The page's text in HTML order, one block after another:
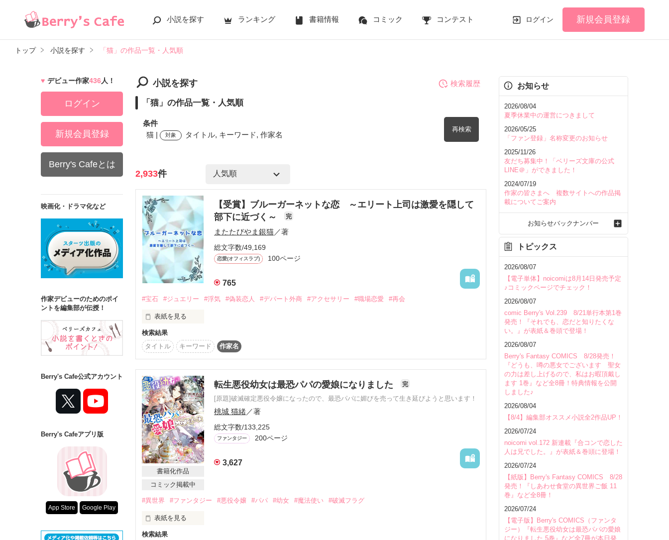
小説を探す ランキング 書籍情報 コミック コンテスト ログイン 新規会員登録
トップ 小説を探す 「猫」の作品一覧・人気順
小説を探す
「猫」の作品一覧・人気順
条件
猫 |
対象 タイトル, キーワード, 作家名
再検索
検索ワード
を含む
詳しく検索
検索対象
タイトル
キーワード
全て
完結 更新中
作品の長さ
長編
中編 短編
コンテスト
超短編！フェチから始まる溺愛コンテスト
スターツ出版小説投稿サイト合同企画「1話からの長編大賞」ベリーズカフェ会場
その他の条件
動画あり
コミックあり
検索履歴
2,933件
【受賞】ブルーガーネットな恋 ～エリート上司は激愛を隠して
部下に近づく～
完
またたびやま銀猫／著
総文字数/49,169
恋愛(オフィスラブ) 100ページ
765
#宝石 #ジュエリー #浮気 #偽装恋人 #デパート外商 #アクセサリー #職場恋愛 #再会
表紙を見る
柚花は宝石店『パリュール』の副店長をしている。
そんなとき憧れだった人が「店長代理」としてやってきて……。
９月３０日完結。
お読みいただき、ありがとうございます！
24/10/7
中短編部門で１位を獲得しました！
初の１位に感無量です！
みなさま本当にありがとうございます！！！
25/1/30
検索結果
タイトル
キーワード 作家名
書籍化作品
コミック掲載中
転生悪役幼女は最恐パパの愛娘になりました 完
[原題]破滅確定悪役令嬢になったので、最恐パパに媚びを売って生き延びようと思います！
桃城 猫緒／著
総文字数/133,225
ファンタジー 200ページ
3,627
#異世界 #ファンタジー #悪役令嬢 #パパ #幼女 #魔法使い #破滅フラグ
表紙を見る
検索結果
デビュー作家436人！
ログイン
新規会員登録
Berry's Cafeとは
映画化・ドラマ化など
作家デビューのためのポイ
ントを編集部が伝授！
Berry's Cafe公式アカウント
Berry's Cafeアプリ版
App Store Google Play
お知らせ
2026/08/04
夏季休業中の運営につきまして
2026/05/25
「ファン登録」名称変更のお知らせ
2025/11/26
友だち募集中！「ベリーズ文庫の公式
LINE＠」ができました！
2024/07/19
作家の皆さまへ 複数サイトへの作品掲
載についてご案内
お知らせバックナンバー
トピックス
2026/08/07
【電子単体】noicomiは8月14日発売予定
♪コミックページでチェック！
2026/08/07
comic Berry's Vol.239 8/21単行本第1巻
発売！『それでも、恋だと知りたくな
い。』が表紙＆巻頭で登場！
2026/08/07
Berry's Fantasy COMICS 8/28発売！
『どうも、噂の悪女でございます 聖女
の力は差し上げるので、私はお暇頂戴し
ます 1巻』など全8冊！特典情報を公開
しました♪
2026/08/04
【8/4】編集部オススメ小説全2作品UP！
2026/07/24
noicomi vol.172 新連載『合コンで恋した
人は兄でした。』が表紙＆巻頭に登場！
2026/07/24
【紙版】Berry's Fantasy COMICS 8/28
発売！『しあわせ食堂の異世界ご飯 11
巻』など全8冊！
2026/07/24
【電子版】Berry's COMICS（ファンタ
ジー）『転生悪役幼女は最恐パパの愛娘
になりました 5巻』など全7冊が本日発